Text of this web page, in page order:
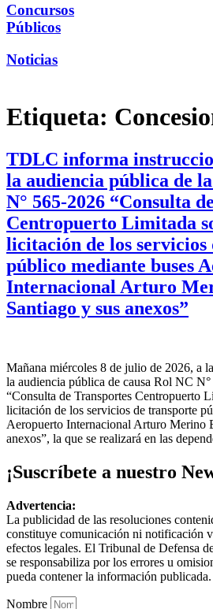
Concursos
Públicos
Noticias
Etiqueta:
TDLC informa
la audiencia pública de
N° 565-2026 “Consulta
Centropuerto Limitada
licitación de los servicios
público mediante buses
Internacional Arturo
Santiago y sus anexos”
Mañana miércoles 8 de julio de 2026, a
la audiencia pública de causa Rol NC
“Consulta de Transportes Centropuerto
licitación de los servicios de transporte
Aeropuerto Internacional Arturo Merino
anexos”, la que se realizará en las
¡Suscríbete a nuestro
Advertencia:
La publicidad de las resoluciones
constituye comunicación ni notificación
efectos legales. El Tribunal de Defensa
se responsabiliza por los errores u
pueda contener la información publicada.
Nombre